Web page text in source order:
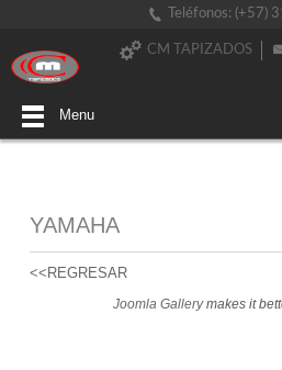
Teléfonos:
CM TAPIZADOS
Menu
YAMAHA
<<REGRESAR
Joomla Gallerymakes it